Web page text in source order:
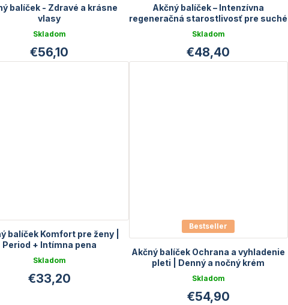
balíček - Zdravé a krásne
vlasy
Skladom
€56,10
Akčný balíček – Intenzívna
regeneračná starostlivosť pre suché
a poškodené vlasy
Skladom
€48,40
balíček Komfort pre ženy |
Period + Intímna pena
Skladom
€33,20
Bestseller
Akčný balíček Ochrana a vyhladenie
pleti | Denný a nočný krém
Skladom
€54,90